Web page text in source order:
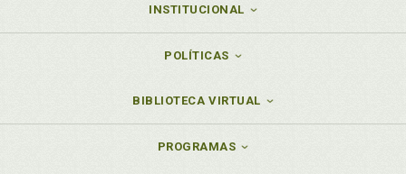
INSTITUCIONAL
POLÍTICAS
BIBLIOTECA VIRTUAL
PROGRAMAS